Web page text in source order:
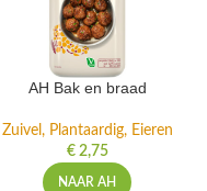
AH Bak en braad
Zuivel, Plantaardig, Eieren
€2,75
NAAR AH